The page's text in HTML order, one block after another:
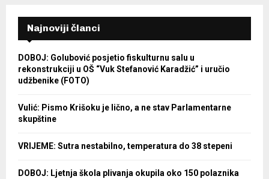
Najnoviji članci
DOBOJ: Golubović posjetio fiskulturnu salu u
rekonstrukciji u OŠ “Vuk Stefanović Karadžić” i uručio
udžbenike (FOTO)
Vulić: Pismo Krišoku je lično, a ne stav Parlamentarne
skupštine
VRIJEME: Sutra nestabilno, temperatura do 38 stepeni
DOBOJ: Ljetnja škola plivanja okupila oko 150 polaznika